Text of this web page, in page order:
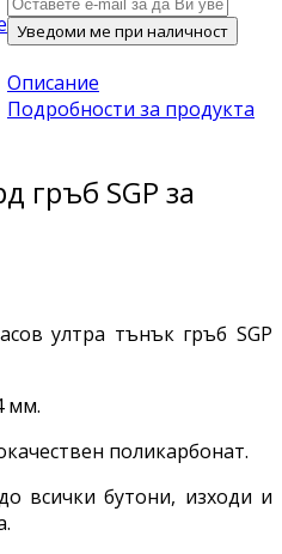
Уведоми ме при наличност
Описание
Подробности за продукта
гръб SGP за
ултра тънък гръб SGP
мм.
поликарбонат.
всички бутони, изходи и